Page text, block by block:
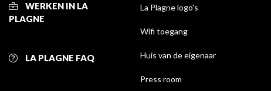
WERKEN IN LA
PLAGNE
LA PLAGNE FAQ
La Plagne logo's
Wifi toegang
Huis van de eigenaar
Press room